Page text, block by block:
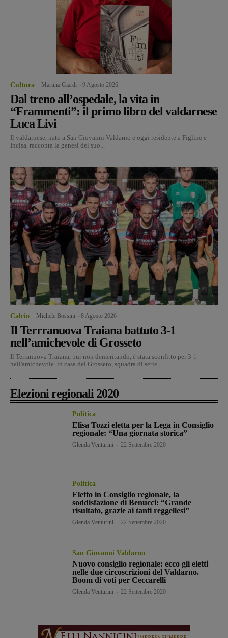
Cultura Martina Giardi 9 Agosto 2026
Dal treno all’ospedale, la vita in
“Frammenti”: il primo libro del valdarnese
Luca Livi
Il valdarnese, nato a San Giovanni Valdarno e oggi residente a Figline e
Incisa, racconta la genesi del suo...
Calcio Michele Bossini 8 Agosto 2026
Il Terrranuova Traiana battuto 3-1
nell’amichevole di Grosseto
Il Terranuova Traiana, pur non demeritando, è stata sconfitto per 3-1
nell'amichevole in casa del Grosseto, squadra di serie...
Elezioni regionali 2020
Politica
Elisa Tozzi eletta per la Lega in Consiglio
regionale: “Una giornata storica”
Glenda Venturini 22 Settembre 2020
Politica
Eletto in Consiglio regionale, la
soddisfazione di Benucci: “Grande
risultato, grazie ai tanti reggellesi”
Glenda Venturini 22 Settembre 2020
San Giovanni Valdarno
Nuovo consiglio regionale: ecco gli eletti
nelle due circoscrizioni del Valdarno.
Boom di voti per Ceccarelli
Glenda Venturini 22 Settembre 2020